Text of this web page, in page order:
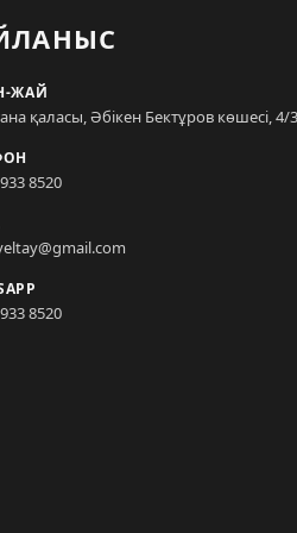
ЖАЙ
қаласы, Әбікен Бектұров көшесі, 4/3
8520
8520